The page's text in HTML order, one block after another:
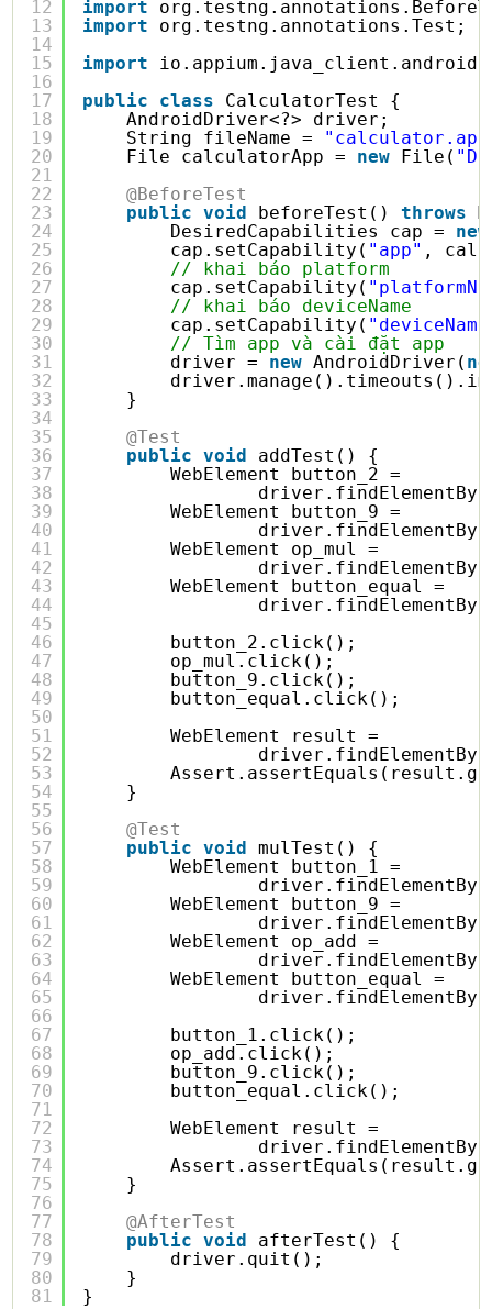
12
13
14
15
16
17
18
19
20
21
22
23
24
25
26
27
28
29
30
31
32
33
34
35
36
37
38
39
40
41
42
43
44
45
46
47
48
49
50
51
52
53
54
55
56
57
58
59
60
61
62
63
64
65
66
67
68
69
70
71
72
73
74
75
76
77
78
79
80
81
import
import
org.testng.annotations.Test;
import
public
class
CalculatorTest {
AndroidDriver<?> driver;
String fileName =
File calculatorApp = new File(
@BeforeTest
public
void beforeTest() throws
DesiredCapabilities cap = new
cap.setCapability( "app" ,
// khai báo platform
cap.setCapability(
// khai báo deviceName
cap.setCapability(
// Tìm app và cài đặt app
driver = new AndroidDriver(
}
@Test
public
void
addTest() {
WebElement button_2 =
WebElement button_9 =
WebElement op_mul =
WebElement button_equal =
button_2.click();
op_mul.click();
button_9.click();
button_equal.click();
WebElement result =
}
@Test
public
void
mulTest() {
WebElement button_1 =
WebElement button_9 =
WebElement op_add =
WebElement button_equal =
button_1.click();
op_add.click();
button_9.click();
button_equal.click();
WebElement result =
}
@AfterTest
public
void
afterTest() {
driver.quit();
}
}